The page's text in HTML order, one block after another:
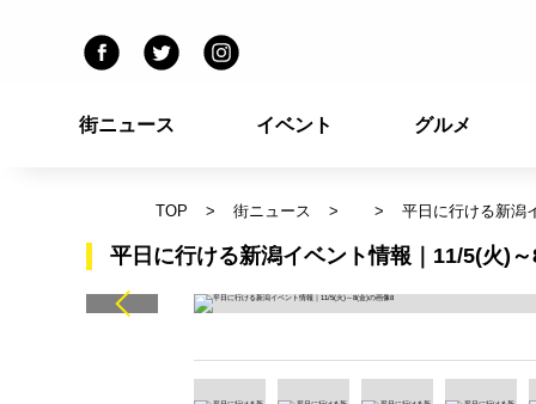
街ニュース イベント グルメ
TOP 街ニュース 平日に行ける新潟
平日に行ける新潟イベント情報｜11/5(火)